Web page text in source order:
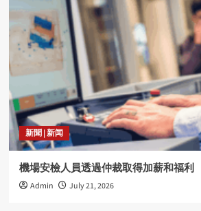
新聞 | 新闻
機場安檢人員透過仲裁取得加薪和福利
Admin July 21, 2026